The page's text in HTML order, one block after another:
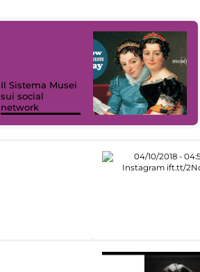
Il Sistema Musei
sui social
network